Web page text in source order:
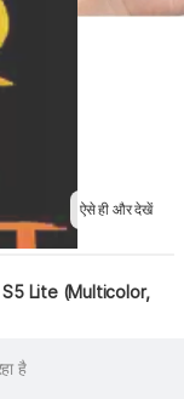
ऐसे ही और देखें
S5 Lite (Multicolor,
है